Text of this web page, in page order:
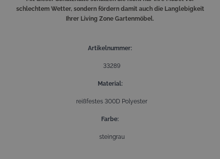
schlechtem Wetter, sondern fördern damit auch die Langlebigkeit
Ihrer Living Zone Gartenmöbel.
Artikelnummer
33289
Material
reißfestes 300D Polyester
Farbe
steingrau